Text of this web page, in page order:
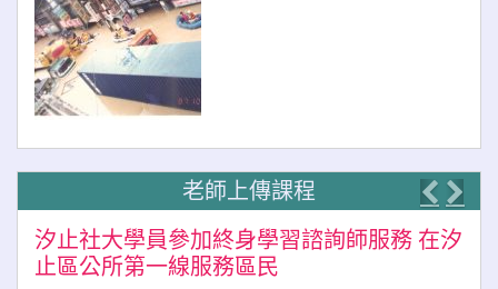
老師上傳課程
汐止社大學員參加終身學習諮詢師服務 在汐
止區公所第一線服務區民